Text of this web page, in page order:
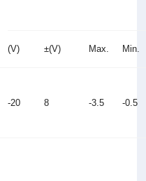
(V) ±(V) Max. Min.
-20 8 -3.5 -0.5